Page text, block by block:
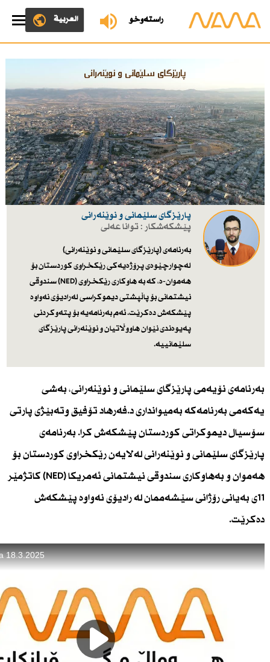
ڕاستەوخۆ العربية
پارێزگاى سلێمانى و نوێنه‌رانى
پێشکەشکار : توانا عه‌لی
به‌رنامه‌ی (پارێزگاى سلێمانى و نوێنه‌رانى)
له‌چوارچێوه‌ی پرۆژه‌یه‌كی رێكخراوی كوردستان بۆ
هه‌موان-ه‌، كه‌ به‌ هاوكاری رێكخراوی (NED) سندوقی
نیشتمانی بۆ پاڵپشتی دیموكراسی له‌رادیۆی نه‌واوه‌
پێشكه‌ش ده‌كرێت. ئه‌م به‌رنامه‌یه‌ بۆ پته‌وكردنی
په‌یوه‌ندی نێوان هاووڵاتیان و نوێنه‌رانی پارێزگای
سلێمانییه‌.
بەرنامەی نۆیەمی پارێزگای سلێمانی و نوێنەرانی، بەشی
یەكەمی بەرنامەكە بەمیوانداری د.فەرهاد تۆفیق وتەبێژی پارتی
سۆسیال دیموكراتی كوردستان پێشكەش كرا. بەرنامەی
پارێزگای سلێمانی و نوێنەرانی لەلایەن رێكخراوی كوردستان بۆ
هەموان و بەهاوكاری سندوقی نیشتمانی ئەمریكا (NED) كاتژمێر
11ی بەیانی رۆژانی سێشەممان لە رادیۆی نەواوە پێشكەش
دەكرێت.